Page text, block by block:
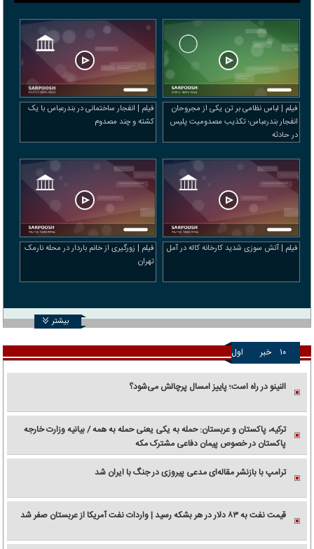
فیلم | لباس نظامی بر تن یکی از مجروحان
انفجار بندرعباس؛ تکذیب مصدومیت پلیس
در حادثه
فیلم | انفجار ساختمانی در بندرعباس با یک
کشته و چند مصدوم
فیلم | آتش سوزی شدید کارخانه کاله در آمل
فیلم | زورگیری از خانم باردار در محله نارمک
تهران
بیشتر
۱۰ خبر اول
النینو در راه است؛ پاییز امسال پرچالش می‌شود؟
ترکیه، پاکستان و عربستان: حمله به یکی یعنی حمله به همه / بیانیه وزارت خارجه
پاکستان در خصوص پیمان دفاعی مشترک مکه
ترامپ با بازنشر مقاله‌ای مدعی پیروزی در جنگ با ایران شد
قیمت نفت به ۸۳ دلار در هر بشکه رسید | واردات نفت آمریکا از عربستان صفر شد